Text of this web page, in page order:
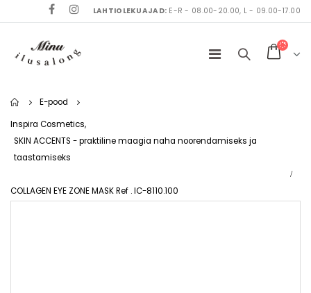
LAHTIOLEKUAJAD: E-R - 08.00-20.00, L - 09.00-17.00
Home
E-pood
Inspira Cosmetics,
SKIN ACCENTS - praktiline maagia naha noorendamiseks ja
taastamiseks
COLLAGEN EYE ZONE MASK Ref . IC-8110.100